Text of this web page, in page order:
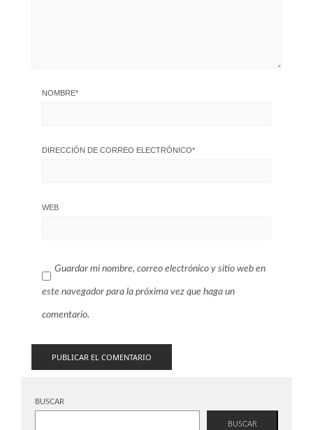
NOMBRE*
DIRECCIÓN DE CORREO ELECTRÓNICO*
WEB
Guardar mi nombre, correo electrónico y sitio web en
este navegador para la próxima vez que haga un
comentario.
BUSCAR
BUSCAR